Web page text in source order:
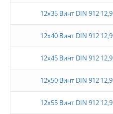
12х35 Винт DIN 912 12,9
12х40 Винт DIN 912 12,9
12х45 Винт DIN 912 12,9
12х50 Винт DIN 912 12,9
12х55 Винт DIN 912 12,9